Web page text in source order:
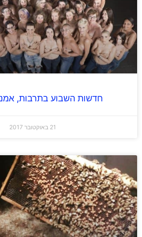
חדשות השבוע בתרבות, אמנות